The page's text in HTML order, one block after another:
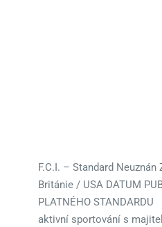
F.C.I. – Standard Neuznán
Británie / USA DATUM
PLATNÉHO
aktivní sportování s